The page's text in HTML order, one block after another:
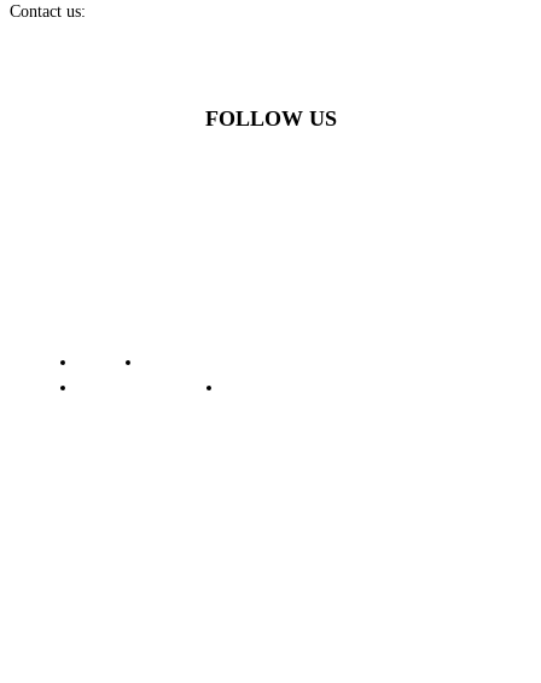
Contact us:
FOLLOW US